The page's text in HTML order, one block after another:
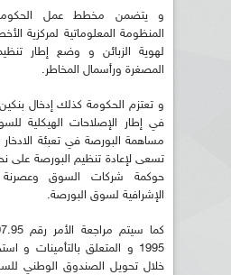
و يتضمن مخطط عمل الحكومة
المنظومة المعلوماتية لمركزية
لهوية الزبائن و وضع إطار
المصغرة ورأسمال المخاطر.
و تعتزم الحكومة كذلك إدخال
في إطار الإصلاحات الهيكلية
مساهمة البورصة في تعبئة
تسعى لإعادة تنظيم البورصة على
حوكمة شركات السوق وعصرنة
الإشرافية لسوق البورصة.
1995 و المتعلق بالتأمينات
خلال تحويل الصندوق الوطني